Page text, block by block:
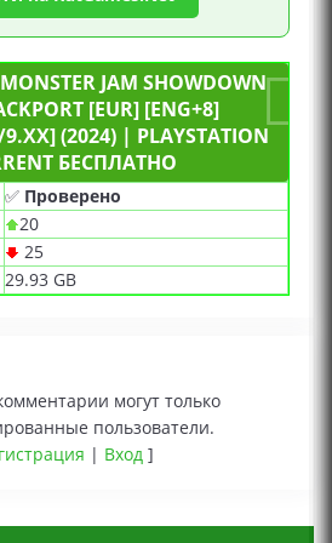
JAM SHOWDOWN
[EUR] [ENG+8]
(2024) | PLAYSTATION
БЕСПЛАТНО
✅ Проверено
20
25
29.93 GB
могут только
пользователи.
| Вход ]